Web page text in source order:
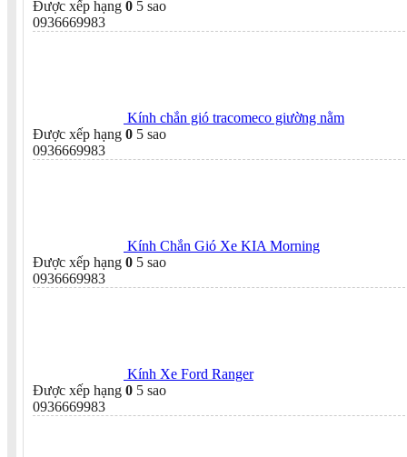
Được xếp hạng 0 5 sao
0936669983
Kính chắn gió tracomeco giường nằm
Được xếp hạng 0 5 sao
0936669983
Kính Chắn Gió Xe KIA Morning
Được xếp hạng 0 5 sao
0936669983
Kính Xe Ford Ranger
Được xếp hạng 0 5 sao
0936669983